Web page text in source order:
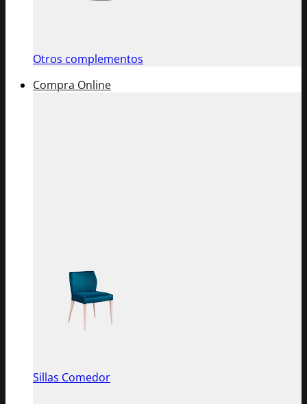
Otros complementos
Compra Online
Sillas Comedor